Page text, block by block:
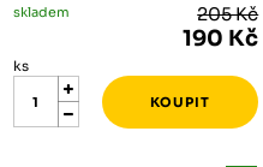
skladem 205 Kč
190 Kč
ks